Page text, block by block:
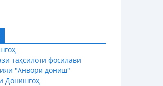
таҳсилоти фосилавӣ
"Анвори дониш"
Донишгоҳ